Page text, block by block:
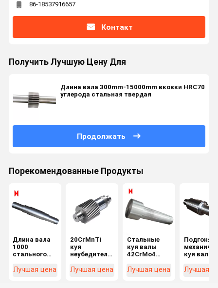
86-18537916657
Контакт
Получить Лучшую Цену Для
Длина вала 300mm-15000mm вковки HRC70
углерода стальная твердая
Продолжать
Порекомендованные Продукты
Длина вала
1000
стального
куя для
Лучшая цена
20CrMnTi
куя
неубедительный
модуль 3
Лучшая цена
Стальные
куя валы
42CrMo4
ролика вала
Лучшая цена
куя вал
передачи
Лучшая